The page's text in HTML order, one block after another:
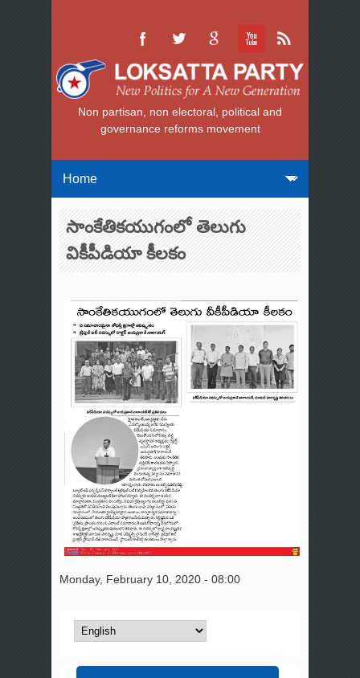
Non partisan, non electoral, political and
governance reforms movement
సాంకేతికయుగంలో తెలుగు
వికీపీడియా కీలకం
Monday, February 10, 2020 - 08:00